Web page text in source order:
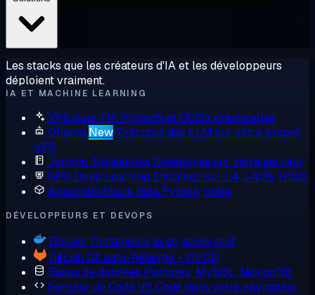
Les stacks que les créateurs d'IA et les développeurs
déploient vraiment.
IA ET MACHINE LEARNING
VPS pour l'IA PyTorch et CUDA préinstallés
Ollama New Exécutez des LLM sur votre propre
VPS
Jupyter Notebooks Notebooks sur votre serveur
GPU Deep Learning Entraînez sur L4, L40S, H100
AnacondaStack data Python, prête
DÉVELOPPEURS ET DEVOPS
Docker Conteneurs avec accès root
GitLab Git auto-hébergé + CI/CD
Bases de données Postgres, MySQL, MongoDB
Serveur de CodeVS Code dans votre navigateur